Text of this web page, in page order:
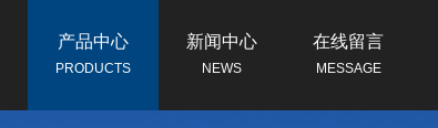
产品中心
PRODUCTS
新闻中心
NEWS
在线留言
MESSAGE